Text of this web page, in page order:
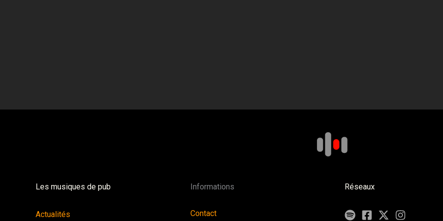
Les musiques de pub
Actualités
Informations
Contact
Réseaux